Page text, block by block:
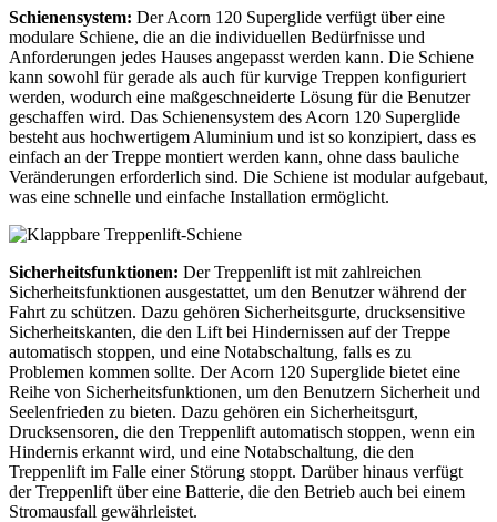
Schienensystem: Der Acorn 120 Superglide verfügt über eine
modulare Schiene, die an die individuellen Bedürfnisse und
Anforderungen jedes Hauses angepasst werden kann. Die Schiene
kann sowohl für gerade als auch für kurvige Treppen konfiguriert
werden, wodurch eine maßgeschneiderte Lösung für die Benutzer
geschaffen wird. Das Schienensystem des Acorn 120 Superglide
besteht aus hochwertigem Aluminium und ist so konzipiert, dass es
einfach an der Treppe montiert werden kann, ohne dass bauliche
Veränderungen erforderlich sind. Die Schiene ist modular aufgebaut,
was eine schnelle und einfache Installation ermöglicht.
Sicherheitsfunktionen: Der Treppenlift ist mit zahlreichen
Sicherheitsfunktionen ausgestattet, um den Benutzer während der
Fahrt zu schützen. Dazu gehören Sicherheitsgurte, drucksensitive
Sicherheitskanten, die den Lift bei Hindernissen auf der Treppe
automatisch stoppen, und eine Notabschaltung, falls es zu
Problemen kommen sollte. Der Acorn 120 Superglide bietet eine
Reihe von Sicherheitsfunktionen, um den Benutzern Sicherheit und
Seelenfrieden zu bieten. Dazu gehören ein Sicherheitsgurt,
Drucksensoren, die den Treppenlift automatisch stoppen, wenn ein
Hindernis erkannt wird, und eine Notabschaltung, die den
Treppenlift im Falle einer Störung stoppt. Darüber hinaus verfügt
der Treppenlift über eine Batterie, die den Betrieb auch bei einem
Stromausfall gewährleistet.